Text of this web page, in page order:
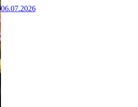
06.07.2026